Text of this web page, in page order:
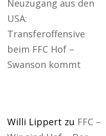
Neuzugang aus den
USA:
Transferoffensive
beim FFC Hof –
Swanson kommt
Willi Lippert zu FFC –